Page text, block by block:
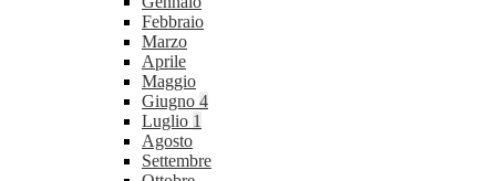
Febbraio
Marzo
Aprile
Maggio
Giugno 4
Luglio 1
Agosto
Settembre